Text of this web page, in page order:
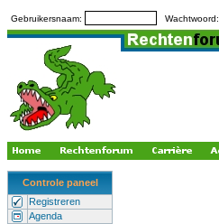
Gebruikersnaam: Wachtwoord:
Controle paneel
Registreren
Agenda